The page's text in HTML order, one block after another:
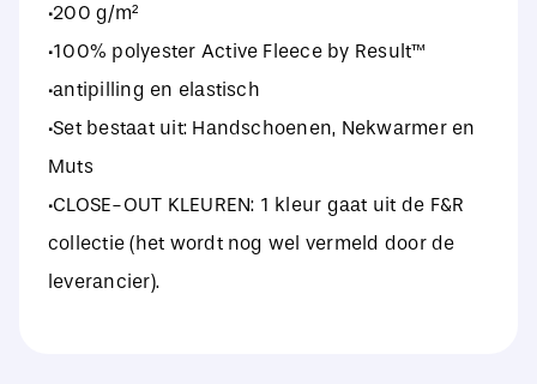
·200 g/m²
·100% polyester Active Fleece by Result™
·antipilling en elastisch
·Set bestaat uit: Handschoenen, Nekwarmer en
Muts
·CLOSE-OUT KLEUREN: 1 kleur gaat uit de F&R
collectie (het wordt nog wel vermeld door de
leverancier).